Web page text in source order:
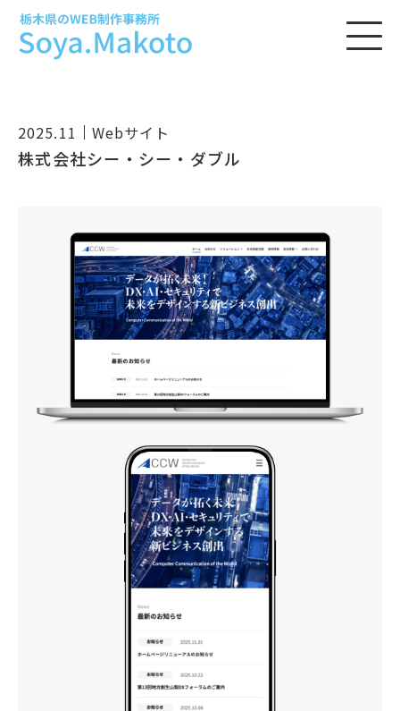
2025.11 Webサイト
株式会社シー・シー・ダブル